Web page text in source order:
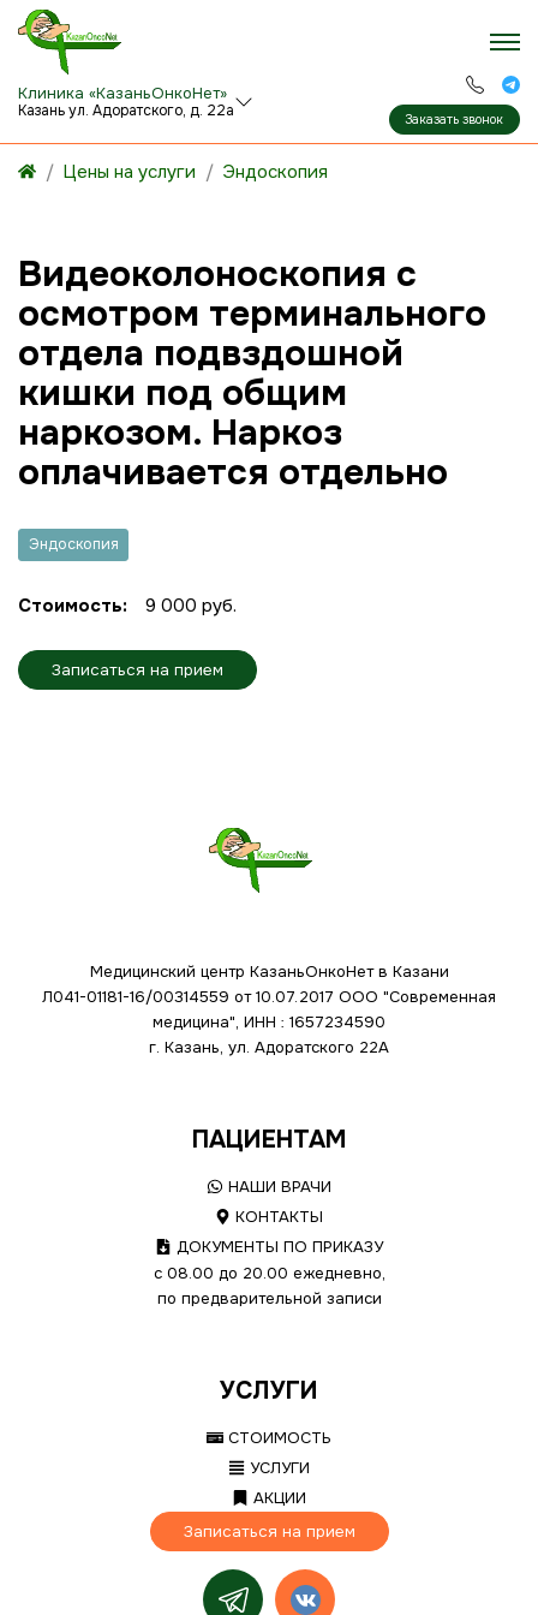
Клиника «КазаньОнкоНет»
Казань ул. Адоратского, д. 22а Заказать звонок
Цены на услуги Эндоскопия
Видеоколоноскопия с
осмотром терминального
отдела подвздошной
кишки под общим
наркозом. Наркоз
оплачивается отдельно
Эндоскопия
Стоимость: 9 000 руб.
Записаться на прием
Медицинский центр КазаньОнкоНет в Казани
Л041-01181-16/00314559 от 10.07.2017 ООО "Современная
медицина", ИНН : 1657234590
г. Казань, ул. Адоратского 22А
ПАЦИЕНТАМ
НАШИ ВРАЧИ
КОНТАКТЫ
ДОКУМЕНТЫ ПО ПРИКАЗУ
с 08.00 до 20.00 ежедневно,
по предварительной записи
УСЛУГИ
СТОИМОСТЬ
УСЛУГИ
АКЦИИ
Записаться на прием